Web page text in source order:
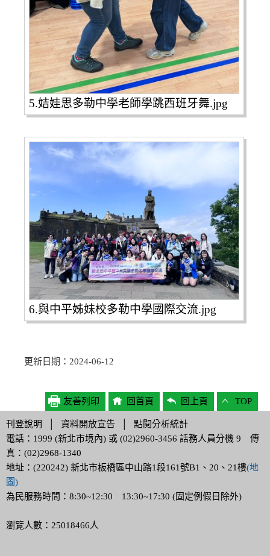
5.姞娃思多勒中學老師學跳西班牙舞.jpg
6.與中平姊妹校多勒中學國際交流.jpg
更新日期：2024-06-12
友善列印 回首頁 回上頁 TOP
刊登說明 資料開放宣告
點閱分析統計
電話：1999 (新北市境內) 或 (02)2960-3456 話務人員分機 9 傳
真：(02)2968-1340
地址：(220242) 新北市板橋區中山路1段161號B1、20、21樓(地
圖)
為民服務時間：8:30~12:30 13:30~17:30 (固定例假日除外)
瀏覽人數：25018466人